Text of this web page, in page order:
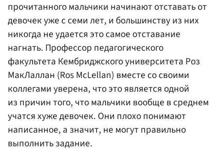
прочитанного мальчики начинают отставать от
девочек уже с семи лет, и большинству из них
никогда не удается это самое отставание
нагнать. Профессор педагогического
факультета Кембриджского университета Роз
МакЛаллан (Ros McLellan) вместе со своими
коллегами уверена, что это является одной
из причин того, что мальчики вообще в среднем
учатся хуже девочек. Они плохо понимают
написанное, а значит, не могут правильно
выполнить задание.